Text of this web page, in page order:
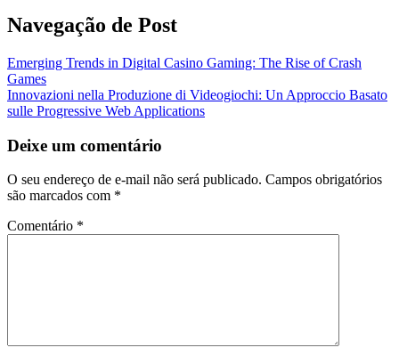
Navegação de Post
Emerging Trends in Digital Casino Gaming: The Rise of Crash
Games
Innovazioni nella Produzione di Videogiochi: Un Approccio Basato
sulle Progressive Web Applications
Deixe um comentário
O seu endereço de e-mail não será publicado. Campos obrigatórios
são marcados com *
Comentário *